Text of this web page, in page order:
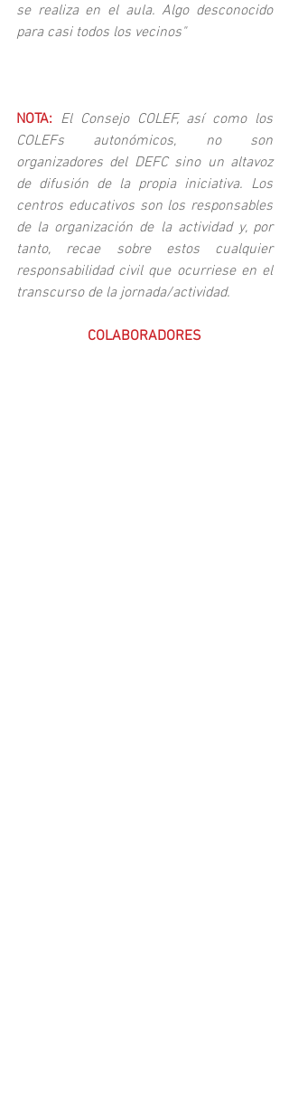
se realiza en el aula. Algo desconocido
para casi todos los vecinos"
NOTA: El Consejo COLEF, así como los
COLEFs autonómicos, no son
organizadores del DEFC sino un altavoz
de difusión de la propia iniciativa. Los
centros educativos son los responsables
de la organización de la actividad y, por
tanto, recae sobre estos cualquier
responsabilidad civil que ocurriese en el
transcurso de la jornada/actividad.
COLABORADORES